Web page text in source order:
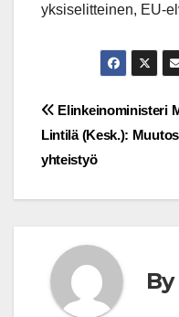
yksiselitteinen, EU-
Post
Elinkeinoministeri
Lintilä (Kesk.):
yhteistyö
By